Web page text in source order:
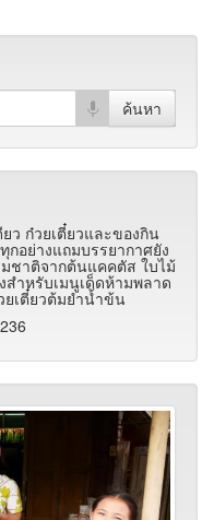
ว ก๋วยเตี๋ยวและของกิน
กอย่างแถมบรรยากาศยัง
ชาติจากต้นแคคตัส ใบไม้
สำหรับเมนูเด็ดห้ามพลาด
เตี๋ยวต้มยำน้ำข้น